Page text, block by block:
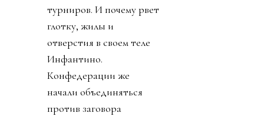
турниров. И почему рвет
глотку, жилы и
отверстия в своем теле
Инфантино.
Конфедерации же
начали объединяться
против заговора